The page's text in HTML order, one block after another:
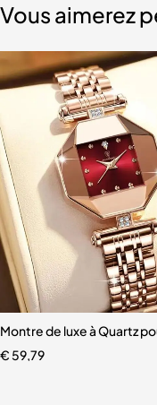
Vous aimerez
pour femme,
Montre de luxe à Quartz
€ 59,79